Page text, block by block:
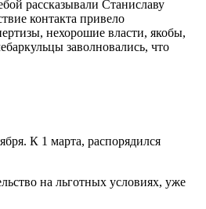
рассказывали Станиславу
контакта привело
нехорошие власти, якобы,
заволновались, что
К 1 марта, распорядился
на льготных условиях, уже